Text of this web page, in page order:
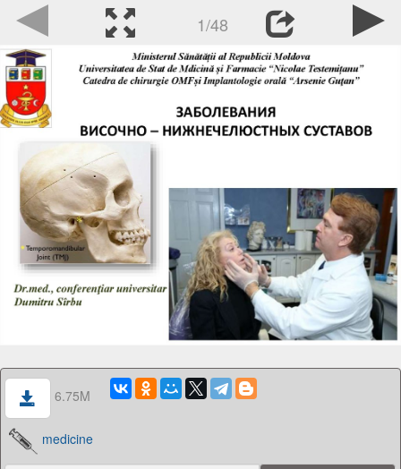
1/48
6.75M
medicine